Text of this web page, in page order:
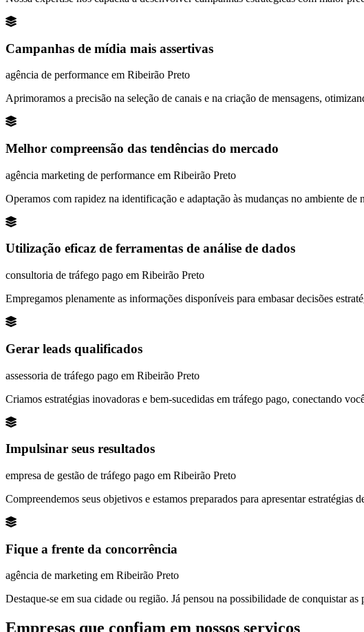
Campanhas de mídia mais assertivas
agência de performance em Ribeirão Preto
Aprimoramos a precisão na seleção de canais e na criação de mensagens,
Melhor compreensão das tendências do mercado
agência marketing de performance em Ribeirão Preto
Operamos com rapidez na identificação e adaptação às mudanças no ambiente de
Utilização eficaz de ferramentas de análise de dados
consultoria de tráfego pago em Ribeirão Preto
Empregamos plenamente as informações disponíveis para embasar decisões
Gerar leads qualificados
assessoria de tráfego pago em Ribeirão Preto
Criamos estratégias inovadoras e bem-sucedidas em tráfego pago, conectando
Impulsinar seus resultados
empresa de gestão de tráfego pago em Ribeirão Preto
Compreendemos seus objetivos e estamos preparados para apresentar
Fique a frente da concorrência
agência de marketing em Ribeirão Preto
Destaque-se em sua cidade ou região. Já pensou na possibilidade de conquistar
Empresas que confiam em nossos serviços